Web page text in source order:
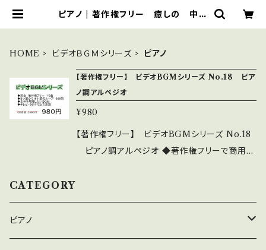
ピアノ | 著作権フリー 癒しの 中北
HOME
ビデオＢＧＭシリーズ ピアノ
【著作権フリー】 ビデオBGMシリーズ No.18 ピア
ノ調アルペジオ
¥980
【著作権フリー】 ビデオBGMシリーズ No.18
ピアノ調アルペジオ ◆著作権フリーで商用利
きる ◆主体を邪魔しない淡々とした編曲 ◆テ
レビ・ラジオ等々で大活躍 ◆このシリーズは、32
CATEGORY
ピアノ